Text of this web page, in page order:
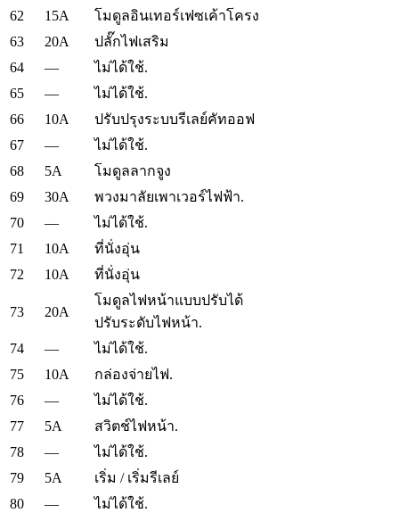
62
15A
โมดูลอินเทอร์เฟซเค้าโครง
63
20A
ปลั๊กไฟเสริม
64
—
ไม่ได้ใช้.
65
—
ไม่ได้ใช้.
66
10A
ปรับปรุงระบบรีเลย์คัทออฟ
67
—
ไม่ได้ใช้.
68
5A
โมดูลลากจูง
69
30A
พวงมาลัยเพาเวอร์ไฟฟ้า.
70
—
ไม่ได้ใช้.
71
10A
ที่นั่งอุ่น
72
10A ที่นั่งอุ่น
73 20A
โมดูลไฟหน้าแบบปรับได้
ปรับระดับไฟหน้า.
74
—
ไม่ได้ใช้.
75
10A
กล่องจ่ายไฟ.
76
—
ไม่ได้ใช้.
77
5A
สวิตช์ไฟหน้า.
78
—
ไม่ได้ใช้.
79
5A
เริ่ม / เริ่มรีเลย์
80
—
ไม่ได้ใช้.